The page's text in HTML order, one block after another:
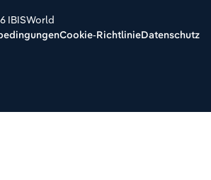
IBISWorld
Cookie-RichtlinieDatenschutz